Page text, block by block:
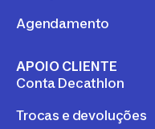
Agendamento
APOIO CLIENTE
Conta Decathlon
Trocas e devoluções